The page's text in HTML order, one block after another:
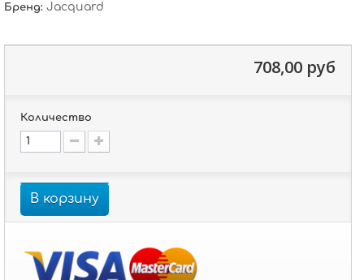
Бренд: Jacquard
708,00 руб
Количество
В корзину